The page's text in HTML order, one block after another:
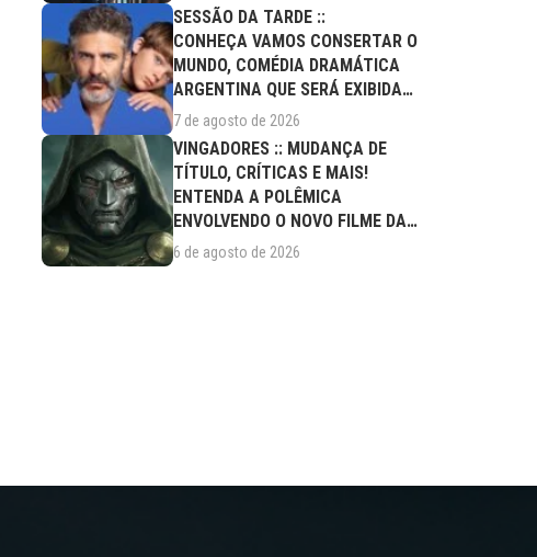
SESSÃO DA TARDE ::
CONHEÇA VAMOS CONSERTAR O
MUNDO, COMÉDIA DRAMÁTICA
ARGENTINA QUE SERÁ EXIBIDA
NESTA SEXTA (07/08)
7 de agosto de 2026
VINGADORES :: MUDANÇA DE
TÍTULO, CRÍTICAS E MAIS!
ENTENDA A POLÊMICA
ENVOLVENDO O NOVO FILME DA
MARVEL
6 de agosto de 2026